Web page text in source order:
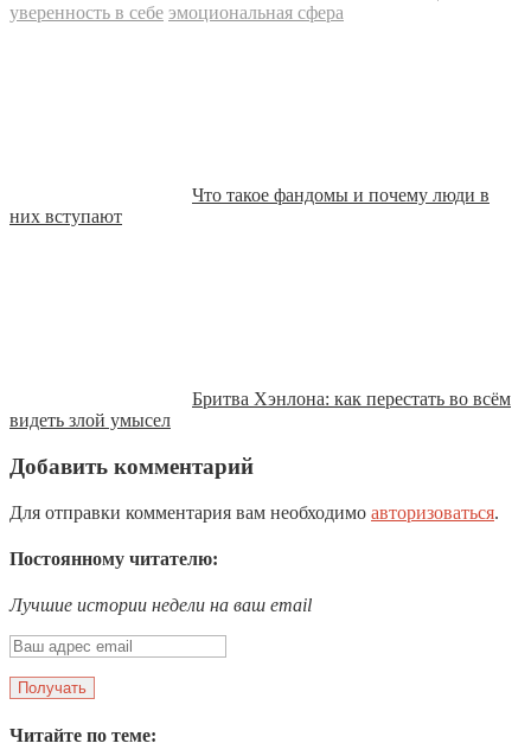
уверенность в себе эмоциональная сфера
Что такое фандомы и почему люди в
них вступают
Бритва Хэнлона: как перестать во всём
видеть злой умысел
Добавить комментарий
Для отправки комментария вам необходимо авторизоваться.
Постоянному читателю:
Лучшие истории недели на ваш email
Читайте по теме: